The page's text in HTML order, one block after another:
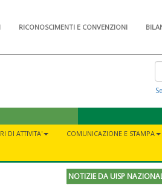
RICONOSCIMENTI E CONVENZIONI
DI ATTIVITA' COMUNICAZIONE E STAMPA
NOTIZIE DA UISP